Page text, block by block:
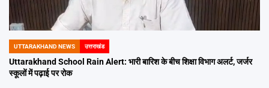
POSTED
IN
UTTARAKHAND NEWS उत्तराखंड
Uttarakhand School Rain Alert: भारी बारिश के बीच शिक्षा विभाग अलर्ट, जर्जर
स्कूलों में पढ़ाई पर रोक